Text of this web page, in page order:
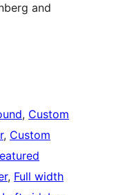
and
, Custom
, Custom
, Full width